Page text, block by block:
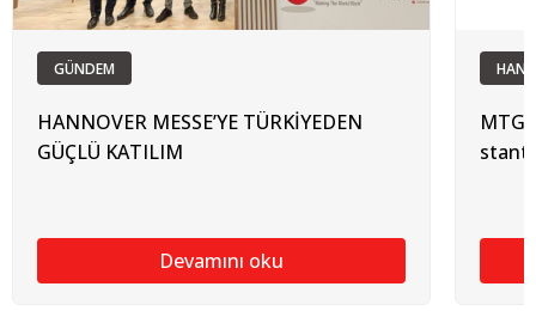
GÜNDEM
HANNOVER MESSE’YE TÜRKİYEDEN
GÜÇLÜ KATILIM
Devamını oku
MTG,